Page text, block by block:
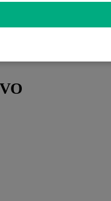
le abrirá su